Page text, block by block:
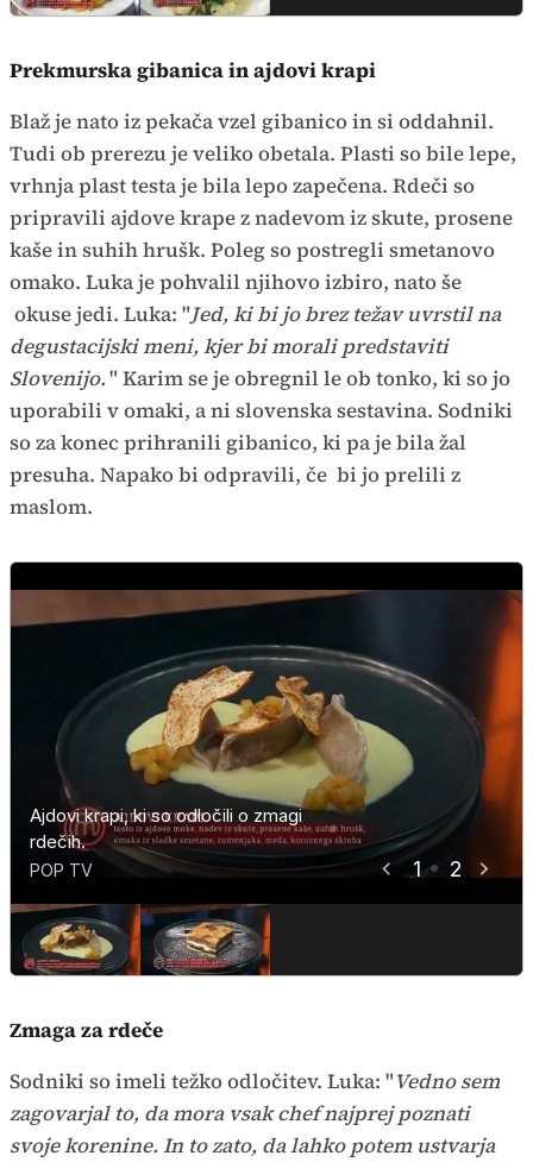
Prekmurska gibanica in ajdovi krapi
Blaž je nato iz pekača vzel gibanico in si oddahnil.
Tudi ob prerezu je veliko obetala. Plasti so bile lepe,
vrhnja plast testa je bila lepo zapečena. Rdeči so
pripravili ajdove krape z nadevom iz skute, prosene
kaše in suhih hrušk. Poleg so postregli smetanovo
omako. Luka je pohvalil njihovo izbiro, nato še
okuse jedi. Luka: "Jed, ki bi jo brez težav uvrstil na
degustacijski meni, kjer bi morali predstaviti
Slovenijo." Karim se je obregnil le ob tonko, ki so jo
uporabili v omaki, a ni slovenska sestavina. Sodniki
so za konec prihranili gibanico, ki pa je bila žal
presuha. Napako bi odpravili, če bi jo prelili z
maslom.
1 2
Ajdovi krapi, ki so odločili o zmagi
rdečih.
POP TV
Prekmurska gibanica modrih je bila
žal presuha.
POP TV
Zmaga za rdeče
Sodniki so imeli težko odločitev. Luka: "Vedno sem
zagovarjal to, da mora vsak chef najprej poznati
svoje korenine. In to zato, da lahko potem ustvarja